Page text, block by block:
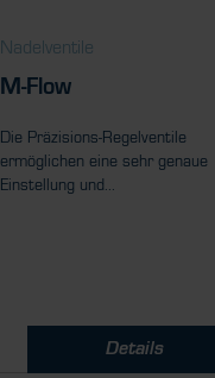
Nadelventile
M-Flow
Die Präzisions-Regelventile
ermöglichen eine sehr genaue
Einstellung und...
Details